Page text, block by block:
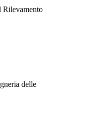
Rilevamento
delle